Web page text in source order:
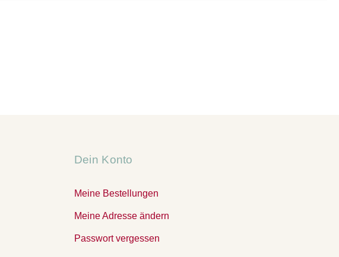
Dein Konto
Meine Bestellungen
Meine Adresse ändern
Passwort vergessen